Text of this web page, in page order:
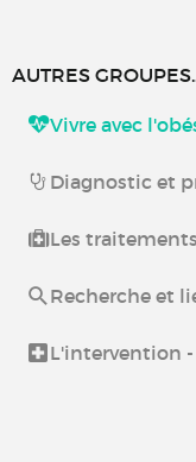
AUTRES
Vivre avec
Diagnostic et
Les
Recherche et
L'intervention